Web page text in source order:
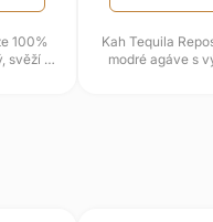
100%
svěží a
Kah Tequila
modré agáve s